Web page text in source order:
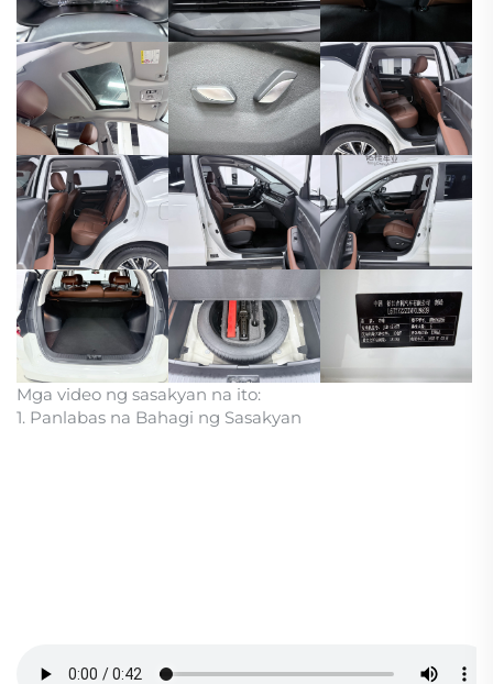
Mga video ng sasakyan na ito:
1. Panlabas na Bahagi ng Sasakyan